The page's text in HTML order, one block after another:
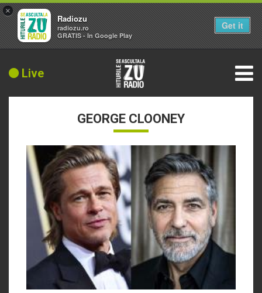
Live
GEORGE CLOONEY
×
Radiozu
radiozu.ro
GRATIS - In Google Play
Get it